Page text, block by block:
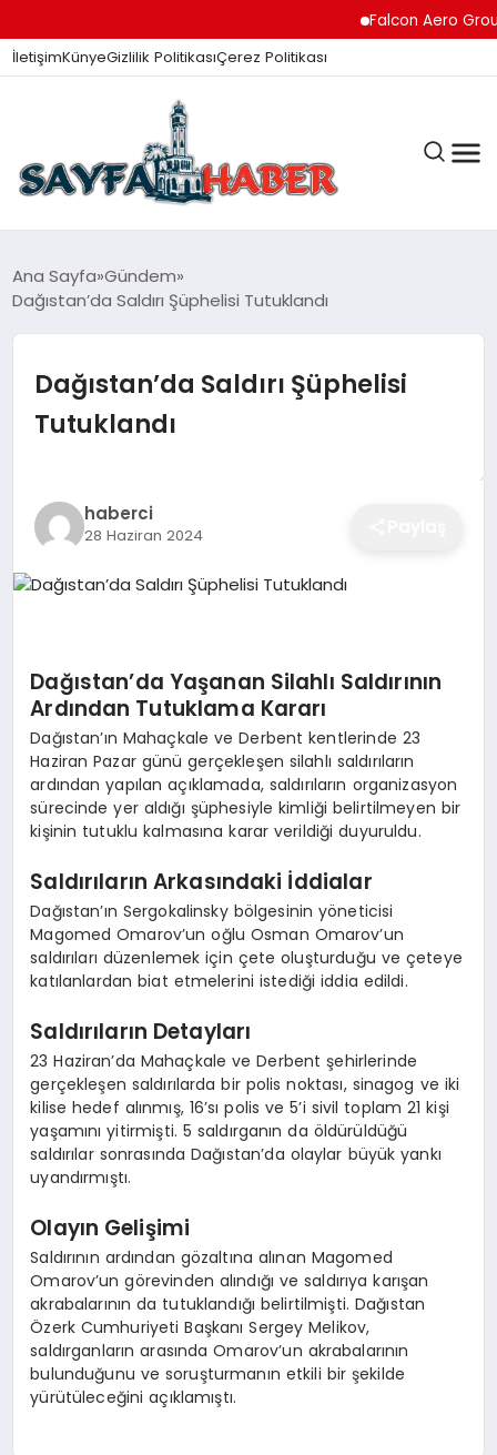
Falcon Aero Group,
İletişimKünyeGizlilik PolitikasıÇerez Politikası
ANA SAYFA
İZMIR HABERLERI
EĞITIM
EKONOMI
SAĞLIK
SPOR
DIĞER
Ana Sayfa Gündem
Dağıstan’da Saldırı Şüphelisi Tutuklandı
Dağıstan’da Saldırı Şüphelisi
Tutuklandı
haberci
28 Haziran 2024
Dağıstan’da Yaşanan Silahlı Saldırının
Ardından Tutuklama Kararı
Dağıstan’ın Mahaçkale ve Derbent kentlerinde 23
Haziran Pazar günü gerçekleşen silahlı saldırıların
ardından yapılan açıklamada, saldırıların organizasyon
sürecinde yer aldığı şüphesiyle kimliği belirtilmeyen bir
kişinin tutuklu kalmasına karar verildiği duyuruldu.
Saldırıların Arkasındaki İddialar
Dağıstan’ın Sergokalinsky bölgesinin yöneticisi
Magomed Omarov’un oğlu Osman Omarov’un
saldırıları düzenlemek için çete oluşturduğu ve çeteye
katılanlardan biat etmelerini istediği iddia edildi.
Saldırıların Detayları
23 Haziran’da Mahaçkale ve Derbent şehirlerinde
gerçekleşen saldırılarda bir polis noktası, sinagog ve iki
kilise hedef alınmış, 16’sı polis ve 5’i sivil toplam 21 kişi
yaşamını yitirmişti. 5 saldırganın da öldürüldüğü
saldırılar sonrasında Dağıstan’da olaylar büyük yankı
uyandırmıştı.
Olayın Gelişimi
Saldırının ardından gözaltına alınan Magomed
Omarov’un görevinden alındığı ve saldırıya karışan
akrabalarının da tutuklandığı belirtilmişti. Dağıstan
Özerk Cumhuriyeti Başkanı Sergey Melikov,
saldırganların arasında Omarov’un akrabalarının
bulunduğunu ve soruşturmanın etkili bir şekilde
yürütüleceğini açıklamıştı.